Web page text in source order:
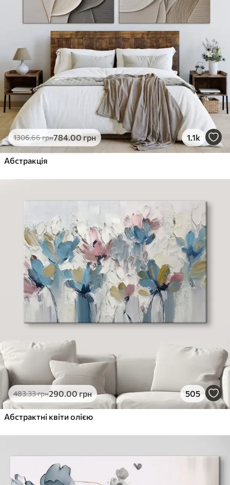
1306.66грн784.00грн 1.1k
Абстракція
483.33грн290.00грн 505
Абстрактні квіти олією